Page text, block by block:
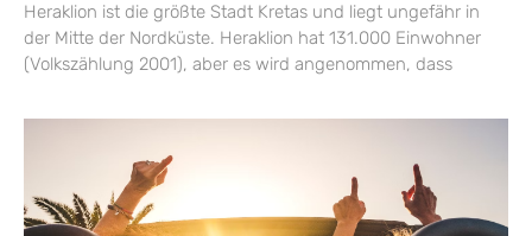
Heraklion ist die größte Stadt Kretas und liegt ungefähr in
der Mitte der Nordküste. Heraklion hat 131.000 Einwohner
(Volkszählung 2001), aber es wird angenommen, dass